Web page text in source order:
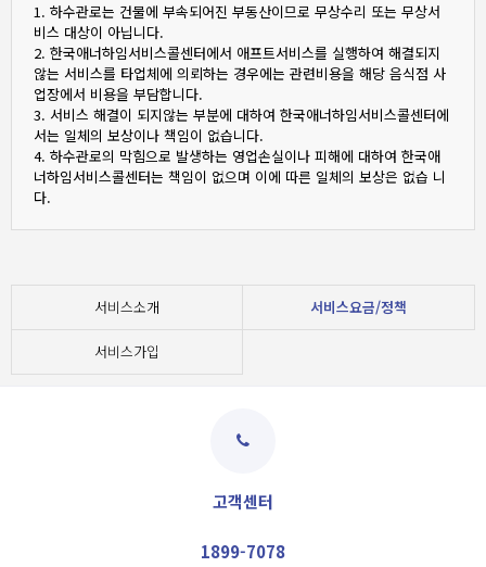
1. 하수관로는 건물에 부속되어진 부동산이므로 무상수리 또는 무상서
비스 대상이 아닙니다.
2. 한국애너하임서비스콜센터에서 애프트서비스를 실행하여 해결되지
않는 서비스를 타업체에 의뢰하는 경우에는 관련비용을 해당 음식점 사
업장에서 비용을 부담합니다.
3. 서비스 해결이 되지않는 부분에 대하여 한국애너하임서비스콜센터에
서는 일체의 보상이나 책임이 없습니다.
4. 하수관로의 막힘으로 발생하는 영업손실이나 피해에 대하여 한국애
너하임서비스콜센터는 책임이 없으며 이에 따른 일체의 보상은 없습 니
다.
서비스소개 서비스요금/정책
서비스가입
고객센터
1899-7078